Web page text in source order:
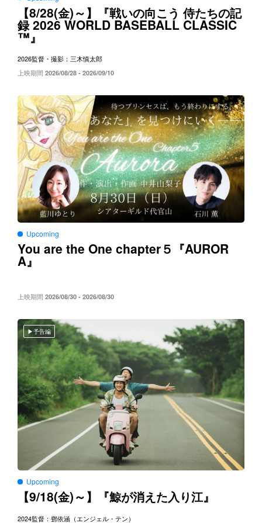
【8/28(金)～】『戦いの向こう 侍たちの記
録2026 WORLD BASEBALL CLASSIC
™』
2026監督・撮影：三木慎太郎
上映期間 2026/08/28 - 2026/09/10
Upcoming
You are the One chapter５ 『AUROR
A』
上映期間 2026/08/30 - 2026/08/30
予告編
Upcoming
【9/18(金)～】『鯨が消えた入り江』
2024監督：鄧依涵（エンジェル・テン）